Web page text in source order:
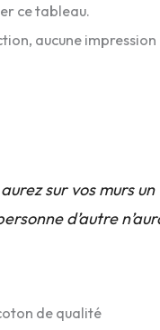
ce tableau.
aucune
aurez sur vos murs
d’autre
de qualité